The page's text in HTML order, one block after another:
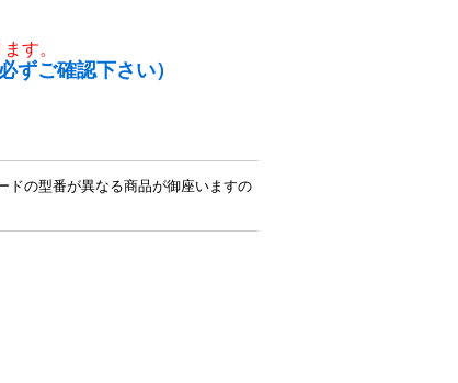
す。
ずご確認下さい）
ドの型番が異なる商品が御座いますの